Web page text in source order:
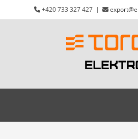
k
+420 733 327 427 |